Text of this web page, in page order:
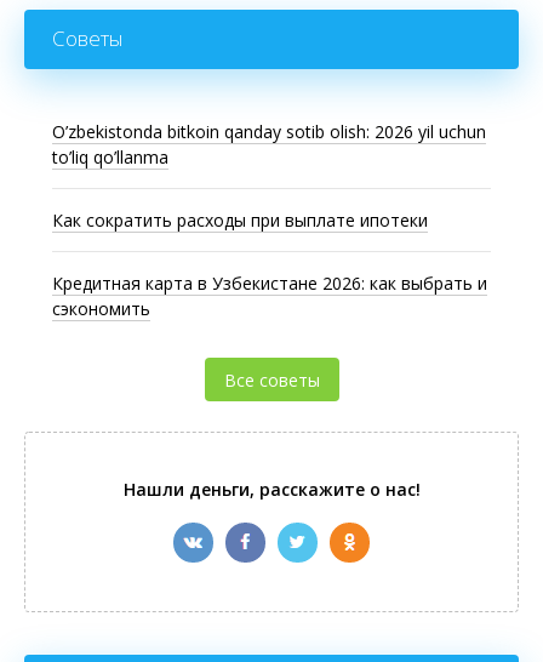
Советы
O’zbekistonda bitkoin qanday sotib olish: 2026 yil uchun
to’liq qo’llanma
Как сократить расходы при выплате ипотеки
Кредитная карта в Узбекистане 2026: как выбрать и
сэкономить
Все советы
Нашли деньги, расскажите о нас!